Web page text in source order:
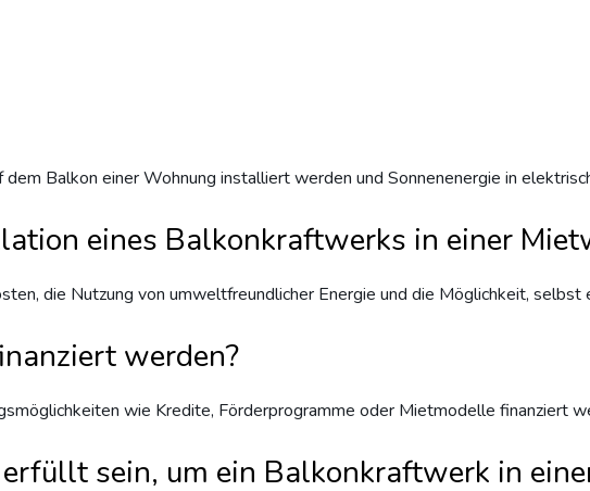
Balkon einer Wohnung installiert werden und Sonnenenergie in
eines Balkonkraftwerks in einer
die Nutzung von umweltfreundlicher Energie und die Möglichkeit, selbst
werden?
wie Kredite, Förderprogramme oder Mietmodelle finanziert
sein, um ein Balkonkraftwerk in